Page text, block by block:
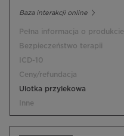
Baza interakcji online
Pełna informacja o produkcie
Bezpieczeństwo terapii
ICD-10
Ceny/refundacja
Ulotka przylekowa
Inne